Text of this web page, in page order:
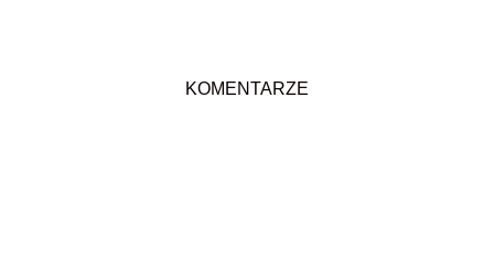
KOMENTARZE